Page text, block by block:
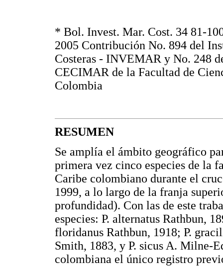
* Bol. Invest. Mar. Cost. 34 81-
2005 Contribución No. 894 del
Costeras - INVEMAR y No. 248
CECIMAR de la Facultad de
Colombia
RESUMEN
Se amplía el ámbito geográfico
primera vez cinco especies de la
Caribe colombiano durante el
1999, a lo largo de la franja
profundidad). Con las de este
especies: P. alternatus Rathbun,
floridanus Rathbun, 1918; P.
Smith, 1883, y P. sicus A. Milne-
colombiana el único registro